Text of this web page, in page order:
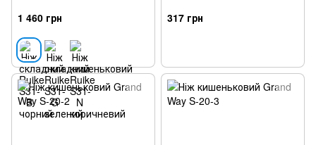
1 460 грн 317 грн